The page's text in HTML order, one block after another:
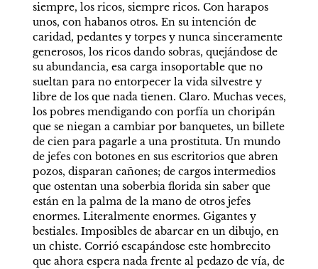
siempre, los ricos, siempre ricos. Con harapos
unos, con habanos otros. En su intención de
caridad, pedantes y torpes y nunca sinceramente
generosos, los ricos dando sobras, quejándose de
su abundancia, esa carga insoportable que no
sueltan para no entorpecer la vida silvestre y
libre de los que nada tienen. Claro. Muchas veces,
los pobres mendigando con porfía un choripán
que se niegan a cambiar por banquetes, un billete
de cien para pagarle a una prostituta. Un mundo
de jefes con botones en sus escritorios que abren
pozos, disparan cañones; de cargos intermedios
que ostentan una soberbia florida sin saber que
están en la palma de la mano de otros jefes
enormes. Literalmente enormes. Gigantes y
bestiales. Imposibles de abarcar en un dibujo, en
un chiste. Corrió escapándose este hombrecito
que ahora espera nada frente al pedazo de vía, de